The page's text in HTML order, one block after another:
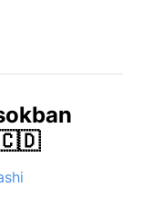
🇨🇩